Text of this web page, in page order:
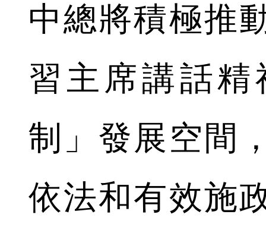
中總將積極推
習主席講話
制」發展空間
依法和有效施